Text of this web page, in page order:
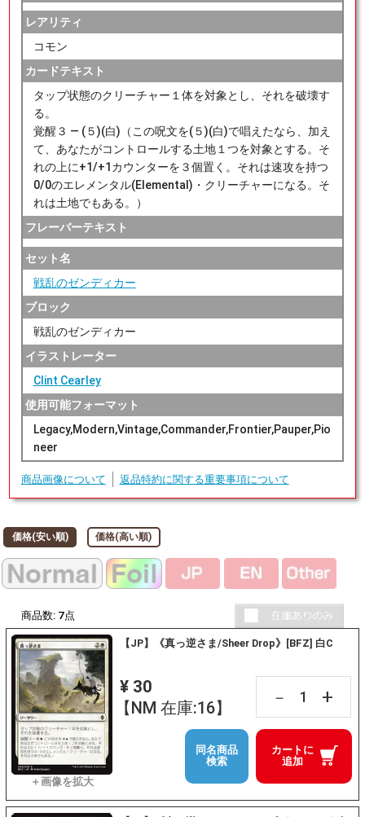
レアリティ
コモン
カードテキスト
タップ状態のクリーチャー１体を対象とし、それを破壊す
る。
覚醒３ ― (５)(白)（この呪文を(５)(白)で唱えたなら、加え
て、あなたがコントロールする土地１つを対象とする。そ
れの上に+1/+1カウンターを３個置く。それは速攻を持つ
0/0のエレメンタル(Elemental)・クリーチャーになる。そ
れは土地でもある。）
フレーバーテキスト
セット名
戦乱のゼンディカー
ブロック
戦乱のゼンディカー
イラストレーター
Clint Cearley
使用可能フォーマット
Legacy,Modern,Vintage,Commander,Frontier,Pauper,Pio
neer
商品画像について 返品特約に関する重要事項について
価格(安い順) 価格(高い順)
商品数: 7点
【JP】《真っ逆さま/Sheer Drop》[BFZ] 白C
¥ 30
【NM 在庫:16】
－ +
カートに
追加
同名商品
検索